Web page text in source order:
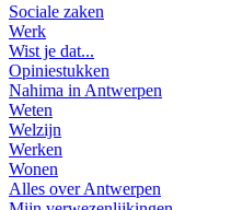
Sociale zaken
Werk
Wist je dat...
Opiniestukken
Nahima in Antwerpen
Weten
Welzijn
Werken
Wonen
Alles over Antwerpen